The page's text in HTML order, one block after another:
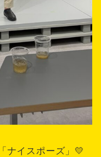
ナイスポーズ」💛